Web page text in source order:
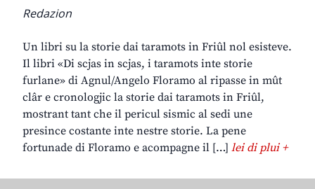
Redazion
Un libri su la storie dai taramots in Friûl nol esisteve.
Il libri «Di scjas in scjas, i taramots inte storie
furlane» di Agnul/Angelo Floramo al ripasse in mût
clâr e cronologjic la storie dai taramots in Friûl,
mostrant tant che il pericul sismic al sedi une
presince costante inte nestre storie. La pene
fortunade di Floramo e acompagne il […] lei di plui +